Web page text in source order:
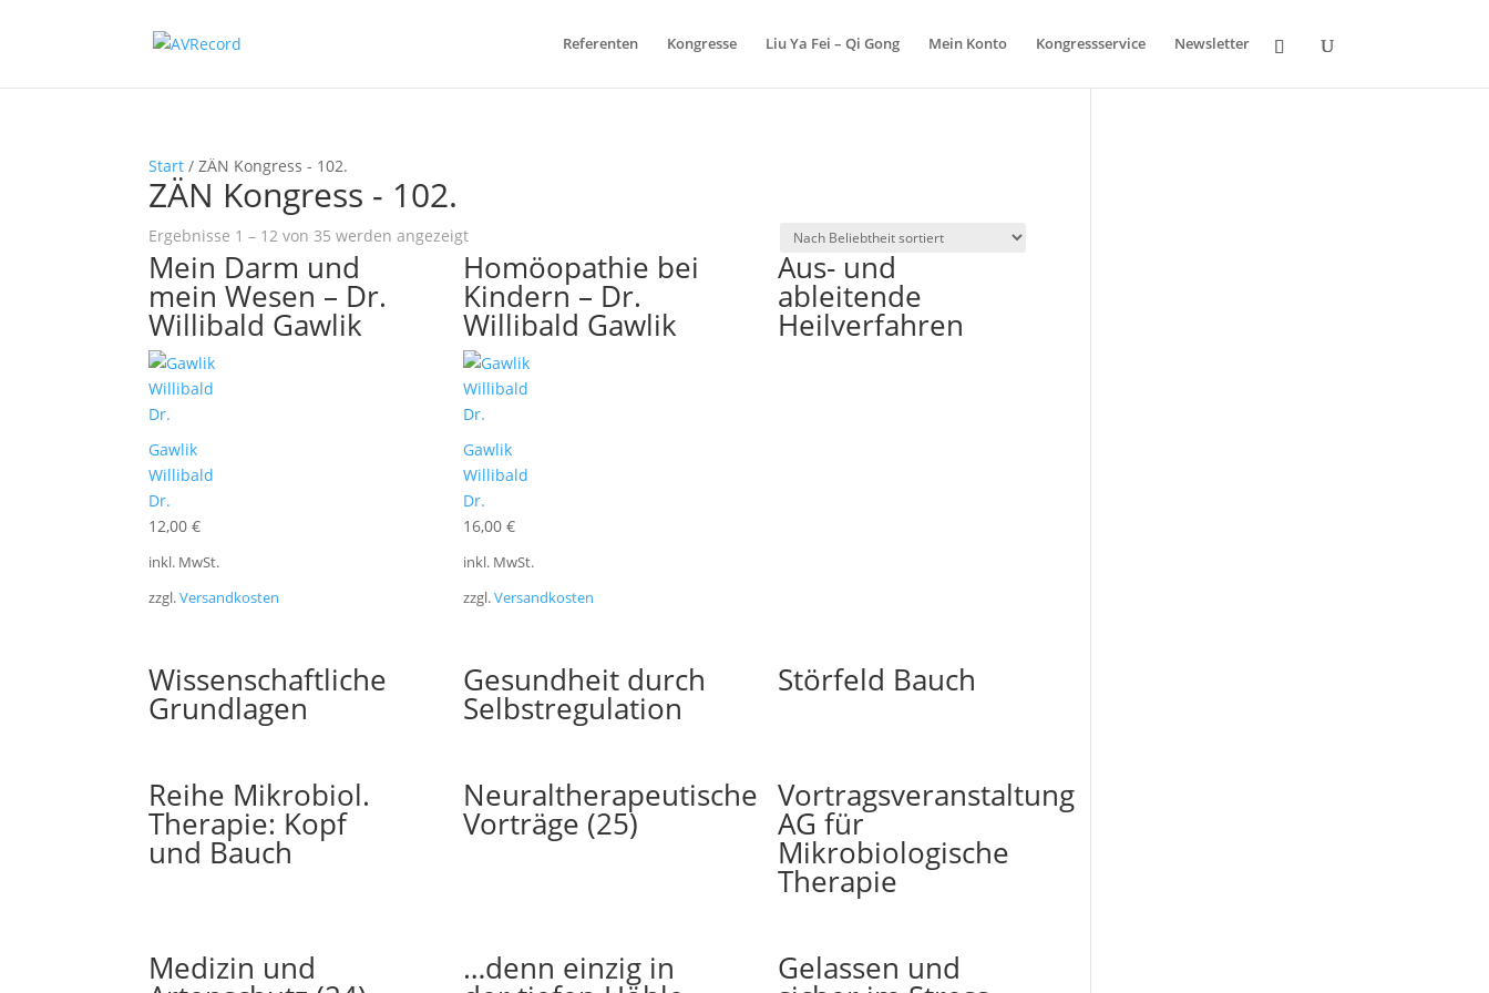
Referenten Kongresse Liu Ya Fei – Qi Gong Mein Konto Kongressservice Newsletter
Start / ZÄN Kongress - 102.
ZÄN Kongress - 102.
Ergebnisse 1 – 12 von 35 werden angezeigtNach
Beliebtheit
sortiert
Mein Darm und
mein Wesen – Dr.
Willibald Gawlik
Gawlik
Willibald
Dr.
12,00€
inkl. MwSt.
zzgl.Versandkosten
Homöopathie bei
Kindern – Dr.
Willibald Gawlik
Gawlik
Willibald
Dr.
16,00 €
inkl. MwSt.
zzgl.Versandkosten
Aus- und
ableitende
Heilverfahren
Wissenschaftliche
Grundlagen
Gesundheit durch
Selbstregulation
Störfeld Bauch
Reihe Mikrobiol.
Therapie: Kopf
und Bauch
Neuraltherapeutische
Vorträge (25)
Vortragsveranstaltung
AG für
Mikrobiologische
Therapie
Medizin und …denn einzig in Gelassen und